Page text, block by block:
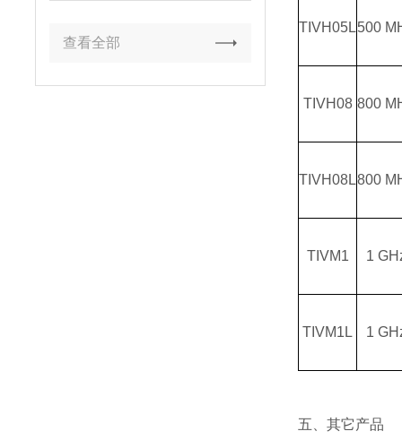
查看全部
TIVH05L500
TIVH08 800
TIVH08L800
TIVM1 1
TIVM1L 1
五、其它产品